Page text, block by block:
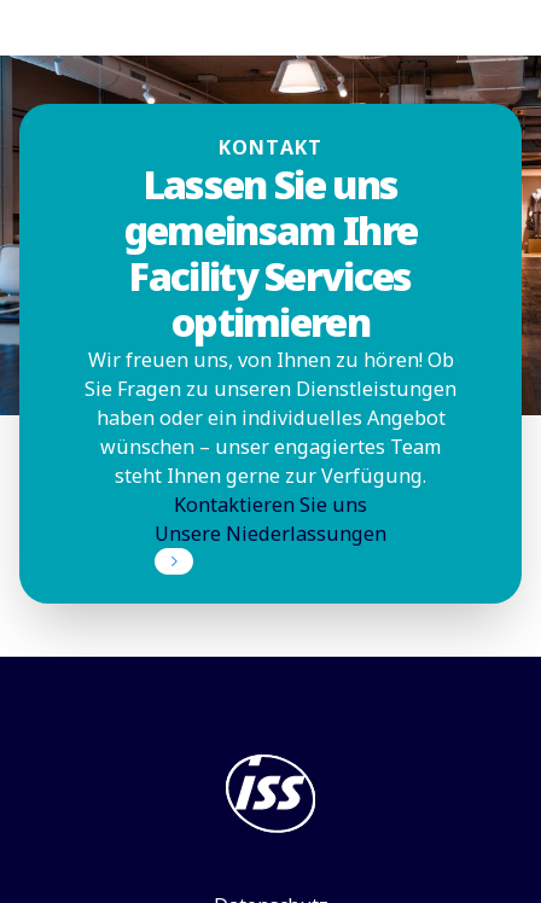
KONTAKT
Lassen Sie uns
gemeinsam Ihre
Facility Services
optimieren
Wir freuen uns, von Ihnen zu hören! Ob
Sie Fragen zu unseren Dienstleistungen
haben oder ein individuelles Angebot
wünschen – unser engagiertes Team
steht Ihnen gerne zur Verfügung.
Kontaktieren Sie uns
Unsere Niederlassungen